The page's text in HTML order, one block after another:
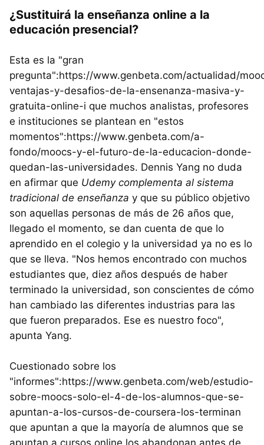
¿Sustituirá la enseñanza online a la
educación presencial?
Esta es la "gran
pregunta":https://www.genbeta.com/actualidad/
ventajas-y-desafios-de-la-ensenanza-masiva-y-
gratuita-online-i que muchos analistas, profesores
e instituciones se plantean en "estos
momentos":https://www.genbeta.com/a-
fondo/moocs-y-el-futuro-de-la-educacion-donde-
quedan-las-universidades. Dennis Yang no duda
en afirmar que Udemy complementa al sistema
tradicional de enseñanza y que su público objetivo
son aquellas personas de más de 26 años que,
llegado el momento, se dan cuenta de que lo
aprendido en el colegio y la universidad ya no es lo
que se lleva. "Nos hemos encontrado con muchos
estudiantes que, diez años después de haber
terminado la universidad, son conscientes de cómo
han cambiado las diferentes industrias para las
que fueron preparados. Ese es nuestro foco",
apunta Yang.
Cuestionado sobre los
"informes":https://www.genbeta.com/web/estudio-
sobre-moocs-solo-el-4-de-los-alumnos-que-se-
apuntan-a-los-cursos-de-coursera-los-terminan
que apuntan a que la mayoría de alumnos que se
apuntan a cursos online los abandonan antes de